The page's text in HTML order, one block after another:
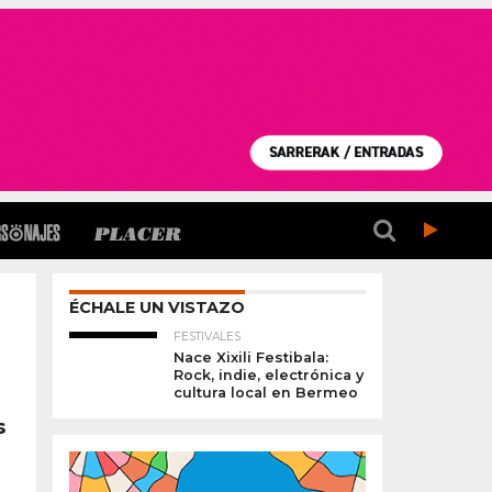
ÉCHALE UN VISTAZO
FESTIVALES
Nace Xixili Festibala:
Rock, indie, electrónica y
cultura local en Bermeo